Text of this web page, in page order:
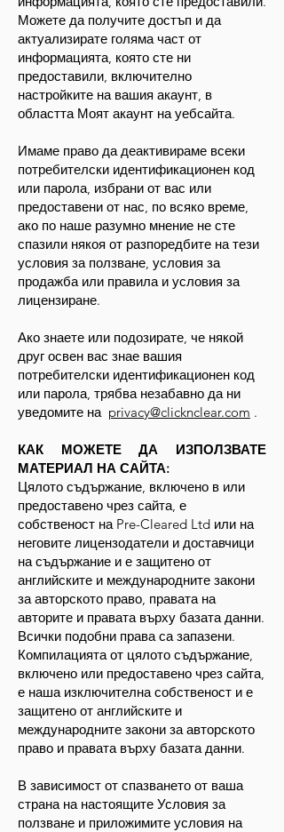
Можете да получите достъп и да
актуализирате голяма част от
информацията, която сте ни
предоставили, включително
настройките на вашия акаунт, в
областта Моят акаунт на уебсайта.
Имаме право да деактивираме всеки
потребителски идентификационен код
или парола, избрани от вас или
предоставени от нас, по всяко време,
ако по наше разумно мнение не сте
спазили някоя от разпоредбите на тези
условия за ползване, условия за
продажба или правила и условия за
лицензиране.
Ако знаете или подозирате, че някой
друг освен вас знае вашия
потребителски идентификационен код
или парола, трябва незабавно да ни
уведомите на privacy@clicknclear.com .
КАК МОЖЕТЕ ДА ИЗПОЛЗВАТЕ
МАТЕРИАЛ НА САЙТА:
Цялото съдържание, включено в или
предоставено чрез сайта, е
собственост на Pre-Cleared Ltd или на
неговите лицензодатели и доставчици
на съдържание и е защитено от
английските и международните закони
за авторското право, правата на
авторите и правата върху базата данни.
Всички подобни права са запазени.
Компилацията от цялото съдържание,
включено или предоставено чрез сайта,
е наша изключителна собственост и е
защитено от английските и
международните закони за авторското
право и правата върху базата данни.
В зависимост от спазването от ваша
страна на настоящите Условия за
ползване и приложимите условия на